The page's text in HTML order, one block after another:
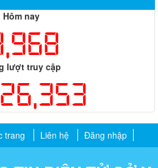
Hôm nay
lượt truy cập
trang Liên hệ Đăng nhập